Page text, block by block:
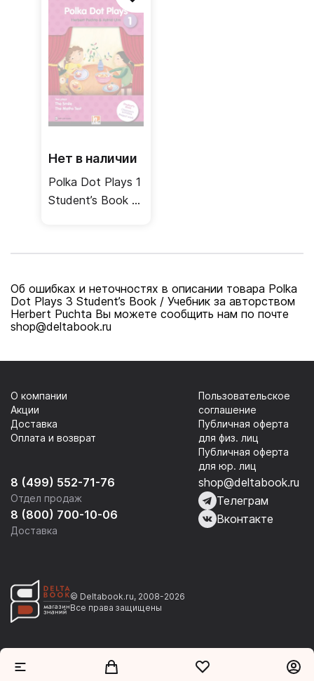
Нет в наличии
Polka Dot Plays 1
Student’s Book /
Об ошибках и неточностях в описании товара Polka
Dot Plays 3 Student’s Book / Учебник за авторством
Herbert Puchta Вы можете сообщить нам по почте
shop@deltabook.ru
8 (499) 552-71-76
Отдел продаж
8 (800) 700-10-06
Доставка
О компании
Акции
Доставка
Оплата и возврат
Пользовательское
соглашение
Публичная оферта
для физ. лиц
Публичная оферта
для юр. лиц
shop@deltabook.ru
Телеграм
Вконтакте
© Deltabook.ru, 2008-2026
Все права защищены